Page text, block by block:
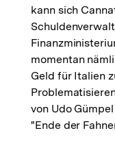
kann sich
momentan
Geld für Italien
von Udo
"Ende der